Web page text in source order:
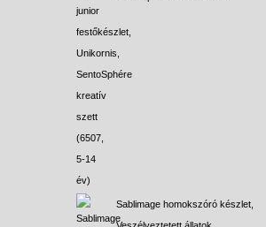
Sablimage homokszóró készlet,